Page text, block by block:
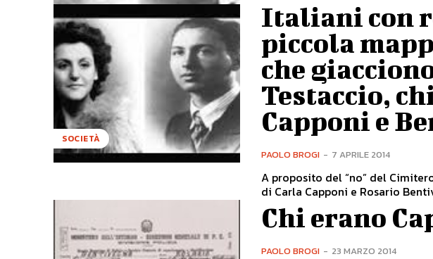
SOCIETÀ
Italiani con
piccola
che
Testaccio,
Capponi e
PAOLO BROGI - 7 APRILE 2014
A proposito del “no” del
di Carla Capponi e Rosario
Chi erano
PAOLO BROGI - 23 MARZO 2014